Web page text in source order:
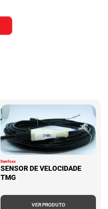
Danfoss
SENSOR DE VELOCIDADE
TMG
VER PRODUTO